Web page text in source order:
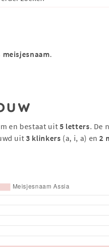
meisjesnaam.
en bestaat uit 5 letters. De
uit3 klinkers (a, i, a) en2